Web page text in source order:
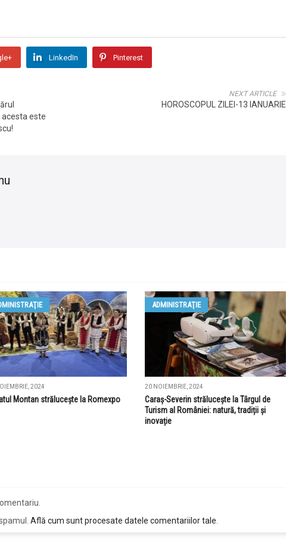
LinkedIn Pinterest
NEXT ARTICLE
HOROSCOPUL ZILEI-13 IANUARIE
este
2024
Montan strălucește la Romexpo
ADMINISTRAŢIE
20 NOIEMBRIE, 2024
Caraș-Severin strălucește la Târgul de
Turism al României: natură, tradiții și
inovație
Află cum sunt procesate datele comentariilor tale